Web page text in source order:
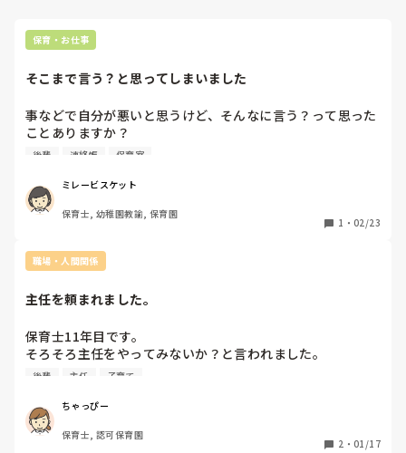
保育・お仕事
そこまで言う？と思ってしまいました
事などで自分が悪いと思うけど、そんなに言う？って思った
ことありますか？
長いですが愚痴聞いて欲しいです。
園は4階まであって、上にいる職員は下の様子が把握しずら
いので内線を使って連絡することが多いです。
私は一階の門番と電話番をする役目で、それぞれ終わるタイ
玄関の混み具合を伝え
混んでいたらアナウンスなどで待機してもらうように伝えて
終わって行事の反省をしている時、隣にいる3つ下の後輩
ています。〇〇番は私が持っているはずの電話です。）に何
回も電話したけど繋がらなくて、できるならマナーモードで
なく鳴るようにした方が気づくと思うから常に鳴るように設
電話が繋がらなかったことがあったから、かける予定だった
人が4階の屋上から一階まで往復して聞きに言っていた。
降りていいと言う指示待ちで保護者が出てもらうのも次の開
後輩 連絡帳 保育室
ミレービスケット
保育士, 幼稚園教諭, 保育園
1 ・ 02/23
職場・人間関係
主任を頼まれました。
保育士11年目です。
そろそろ主任をやってみないか？と言われました。
未満児も以上児も担任を持ったことがあり、
自分でも経験を積み重ねてきて、最近ようやく自分の保育が
出来上がってきたのかな、、、と感じているところでした。
年数的には中堅だし、後輩指導をする立場でもありますが、
後輩 主任 子育て
ちゃっぴー
保育士, 認可保育園
2 ・ 01/17